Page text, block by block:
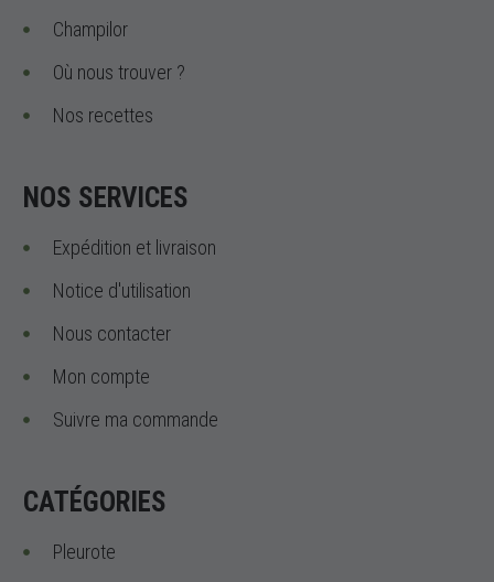
Champilor
Où nous trouver ?
Nos recettes
NOS SERVICES
Expédition et livraison
Notice d'utilisation
Nous contacter
Mon compte
Suivre ma commande
CATÉGORIES
Pleurote